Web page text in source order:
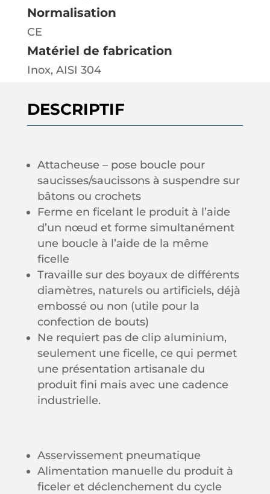
Normalisation
CE
Matériel de fabrication
Inox, AISI 304
DESCRIPTIF
Attacheuse– pose boucle pour
saucisses/saucissons à suspendre sur
bâtons oucrochets
Ferme en ficelant le produit à l’aide
d’un nœud et forme simultanément
une boucle à l’aide de la même
ficelle
Travaille sur des boyaux de différents
diamètres, naturels ou artificiels, déjà
embossé ou non (utile pour la
confection de bouts)
Ne requiert pas de clip aluminium,
seulement une ficelle, ce qui permet
une présentation artisanale du
produit fini mais avec une cadence
industrielle.
Asservissement pneumatique
Alimentation manuelle du produit à
ficeler et déclenchement du cycle